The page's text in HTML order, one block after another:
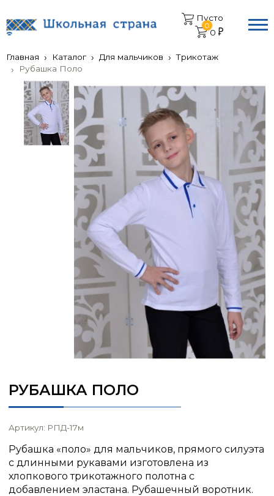
Пусто
0
0
Главная Каталог Для мальчиков
Трикотаж
Рубашка Поло
РУБАШКА ПОЛО
Артикул: РПД-17м
Рубашка «поло» для мальчиков, прямого силуэта
с длинными рукавами изготовлена из
хлопкового трикотажного полотна с
добавлением эластана. Рубашечный воротник.